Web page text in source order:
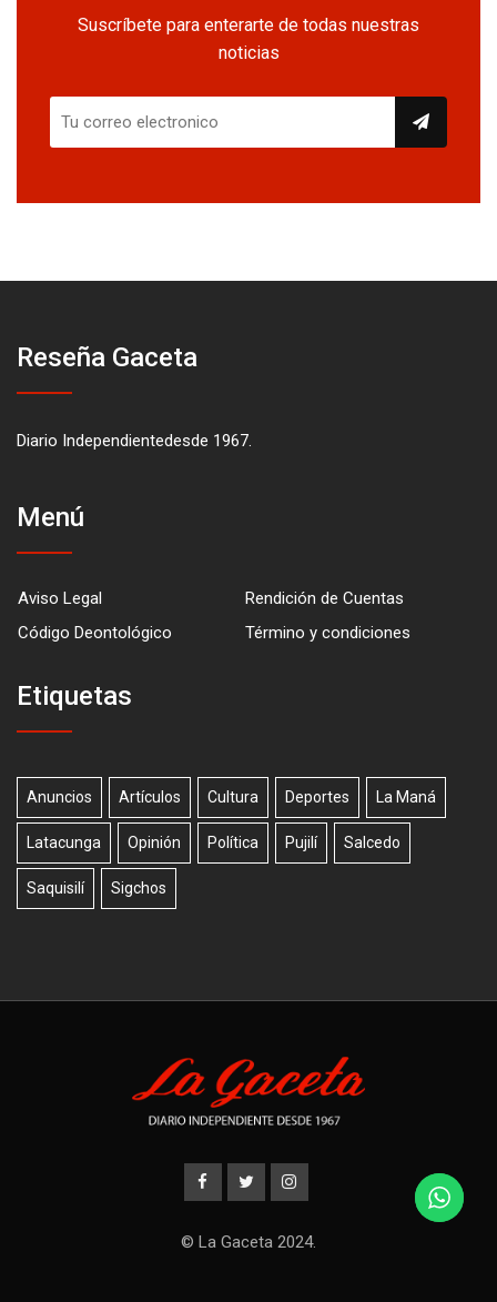
Suscríbete para enterarte de todas nuestras
noticias
Reseña Gaceta
Diario Independientedesde 1967.
Menú
Aviso Legal
Rendición de Cuentas
Código Deontológico
Término y condiciones
Etiquetas
Anuncios Artículos Cultura Deportes La Maná
Latacunga Opinión Política Pujilí Salcedo
Saquisilí Sigchos
© La Gaceta 2024.